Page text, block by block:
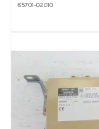
85701-02010